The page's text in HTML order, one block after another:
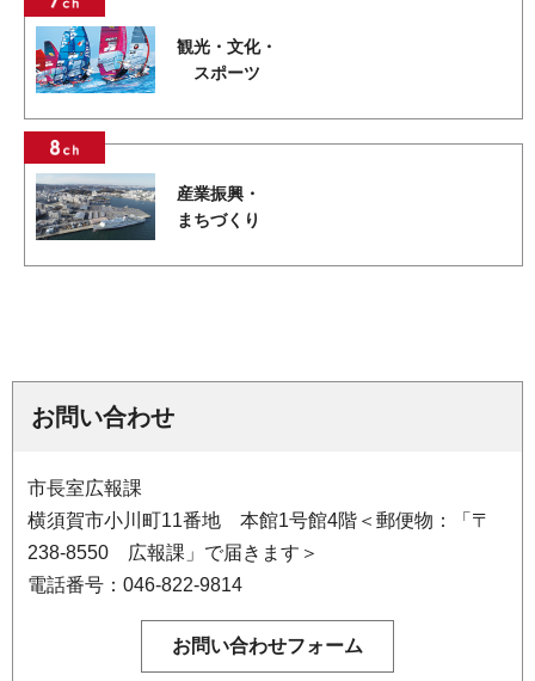
観光・文化・
スポーツ
産業振興・
まちづくり
お問い合わせ
市長室広報課
横須賀市小川町11番地 本館1号館4階＜郵便物：「〒
238-8550 広報課」で届きます＞
電話番号：046-822-9814